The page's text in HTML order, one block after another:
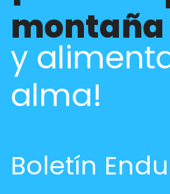
montaña
y
alma!
Boletín